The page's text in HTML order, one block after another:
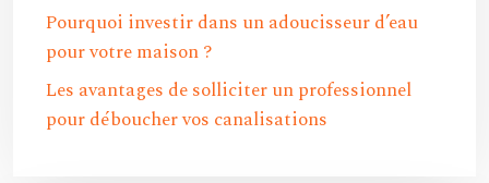
Pourquoi investir dans un adoucisseur d’eau
pour votre maison ?
Les avantages de solliciter un professionnel
pour déboucher vos canalisations